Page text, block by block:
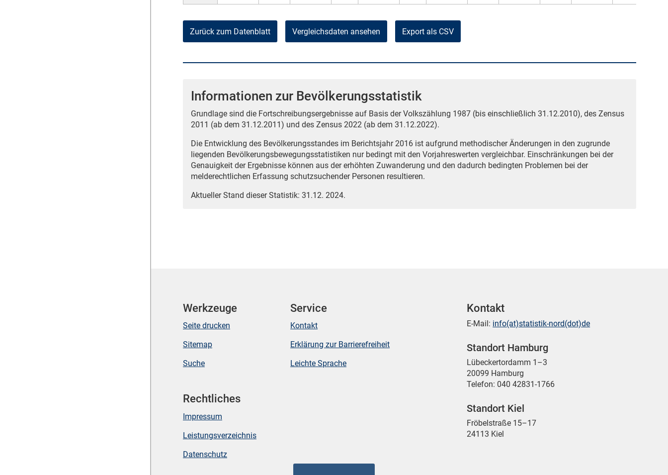
Zurück zum Datenblatt Vergleichsdaten ansehen Export als CSV
Informationen zur Bevölkerungsstatistik
Grundlage sind die Fortschreibungsergebnisse auf Basis der Volkszählung 1987 (bis einschließlich 31.12.2010), des Zensus
2011 (ab dem 31.12.2011) und des Zensus 2022 (ab dem 31.12.2022).
Die Entwicklung des Bevölkerungsstandes im Berichtsjahr 2016 ist aufgrund methodischer Änderungen in den zugrunde
liegenden Bevölkerungsbewegungsstatistiken nur bedingt mit den Vorjahreswerten vergleichbar. Einschränkungen bei der
Genauigkeit der Ergebnisse können aus der erhöhten Zuwanderung und den dadurch bedingten Problemen bei der
melderechtlichen Erfassung schutzsuchender Personen resultieren.
Aktueller Stand dieser Statistik: 31.12. 2024.
Werkzeuge
Seite drucken
Sitemap
Suche
Service
Kontakt
Erklärung zur Barrierefreiheit
Leichte Sprache
Rechtliches
Impressum
Leistungsverzeichnis
Datenschutz
Kontakt
E-Mail: info(at)statistik-nord(dot)de
Standort Hamburg
Lübeckertordamm 1–3
20099 Hamburg
Telefon: 040 42831-1766
Standort Kiel
Fröbelstraße 15–17
24113 Kiel